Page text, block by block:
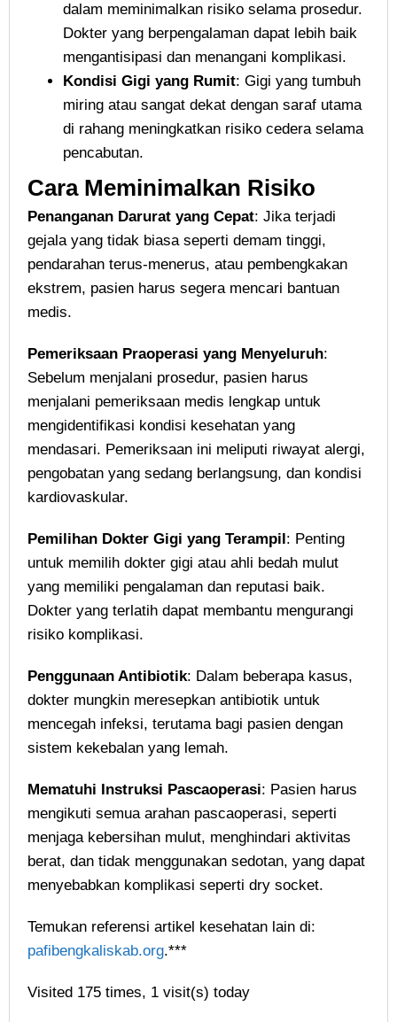
dalam meminimalkan risiko selama prosedur.
Dokter yang berpengalaman dapat lebih baik
mengantisipasi dan menangani komplikasi.
Kondisi Gigi yang Rumit: Gigi yang tumbuh
miring atau sangat dekat dengan saraf utama
di rahang meningkatkan risiko cedera selama
pencabutan.
Cara Meminimalkan Risiko
Penanganan Darurat yang Cepat: Jika terjadi
gejala yang tidak biasa seperti demam tinggi,
pendarahan terus-menerus, atau pembengkakan
ekstrem, pasien harus segera mencari bantuan
medis.
Pemeriksaan Praoperasi yang Menyeluruh:
Sebelum menjalani prosedur, pasien harus
menjalani pemeriksaan medis lengkap untuk
mengidentifikasi kondisi kesehatan yang
mendasari. Pemeriksaan ini meliputi riwayat alergi,
pengobatan yang sedang berlangsung, dan kondisi
kardiovaskular.
Pemilihan Dokter Gigi yang Terampil: Penting
untuk memilih dokter gigi atau ahli bedah mulut
yang memiliki pengalaman dan reputasi baik.
Dokter yang terlatih dapat membantu mengurangi
risiko komplikasi.
Penggunaan Antibiotik: Dalam beberapa kasus,
dokter mungkin meresepkan antibiotik untuk
mencegah infeksi, terutama bagi pasien dengan
sistem kekebalan yang lemah.
Mematuhi Instruksi Pascaoperasi: Pasien harus
mengikuti semua arahan pascaoperasi, seperti
menjaga kebersihan mulut, menghindari aktivitas
berat, dan tidak menggunakan sedotan, yang dapat
menyebabkan komplikasi seperti dry socket.
Temukan referensi artikel kesehatan lain di:
pafibengkaliskab.org.***
Visited 175 times, 1 visit(s) today